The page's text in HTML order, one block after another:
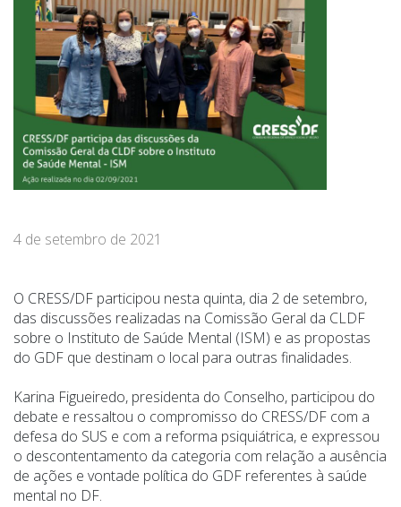
4 de setembro de 2021
O CRESS/DF participou nesta quinta, dia 2 de setembro,
das discussões realizadas na Comissão Geral da CLDF
sobre o Instituto de Saúde Mental (ISM) e as propostas
do GDF que destinam o local para outras finalidades.
Karina Figueiredo, presidenta do Conselho, participou do
debate e ressaltou o compromisso do CRESS/DF com a
defesa do SUS e com a reforma psiquiátrica, e expressou
o descontentamento da categoria com relação a ausência
de ações e vontade política do GDF referentes à saúde
mental no DF.